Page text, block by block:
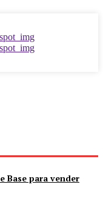
Base para vender